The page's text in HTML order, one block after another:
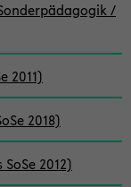
/
2011)
2018)
2012)